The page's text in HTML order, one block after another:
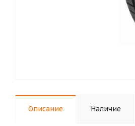
Описание Наличие